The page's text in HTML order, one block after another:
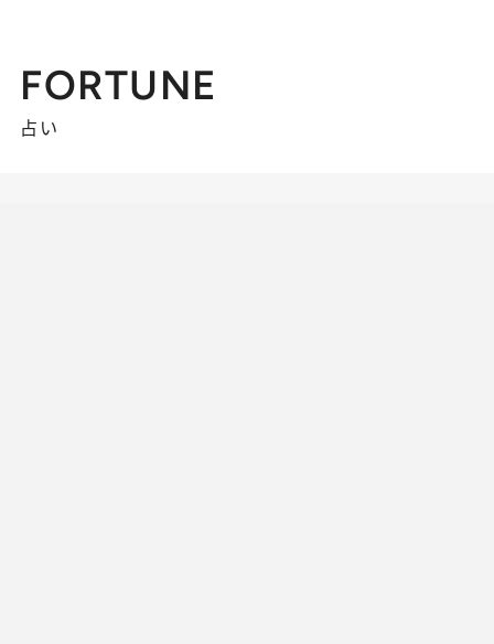
FORTUNE
占い